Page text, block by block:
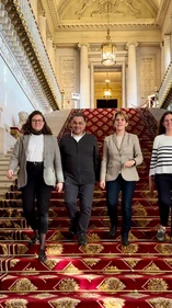
Newsletter
30 janv. 2023